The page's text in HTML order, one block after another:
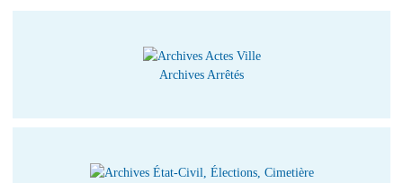
Archives Arrêtés